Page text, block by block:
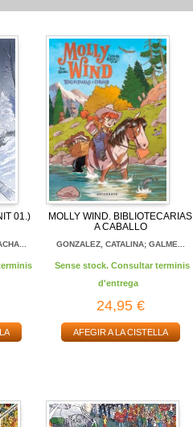
01.)
MOLLY WIND. BIBLIOTECARIAS
A CABALLO
GONZALEZ, CATALINA; GALME...
Sense stock. Consultar terminis
d'entrega
24,95 €
AFEGIR A LA CISTELLA